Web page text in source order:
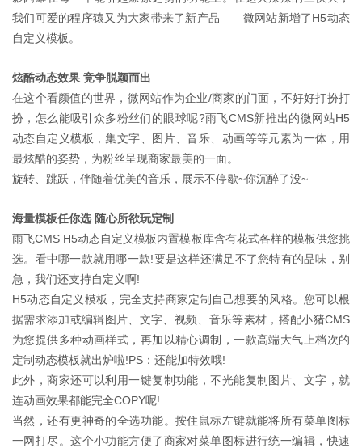
我们可爱的程序猿又为大家带来了新产品——微网站新增了H5动态
自定义模板。
炫酷动态效果 竞争脱颖而出
在这个看颜值的世界，微网站作为企业/商家的门面，不好好打扮打
扮，怎么能吸引众多粉丝们的眼球呢?雨飞CMS新推出的微网站H5
动态自定义模板，集文字、图片、音乐、动画等等元素为一体，用
最炫酷的姿势，为粉丝呈现商家最美的一面。
旋转、跳跃，伴随着优美的音乐，展示不停歇~你沉醉了没~
海量模板任你选 随心所欲玩定制
雨飞CMS H5动态自定义模板内置模板库含有花式各样的模板供您挑
选。看中哪一款就用哪一款!要是这样还满足不了您特有的品味，别
急，我们还支持自定义啊!
H5动态自定义模板，完全支持商家定制自己想要的风格。您可以根
据需求添加或编辑图片、文字、视频、音乐等素材，搭配小猪CMS
为您提供多种动画样式，再加以精心调制，一款高端大气上档次的
定制动态模板就出炉啦!PS：还能加特效哦!
此外，商家还可以利用一键复制功能，不光能复制图片、文字，就
连动画效果都能完全COPY呢!
当然，还有更神奇的全选功能。按住鼠标左键就能将所有菜单图标
一网打尽。这个小功能方便了商家对菜单图标进行统一编辑，快速